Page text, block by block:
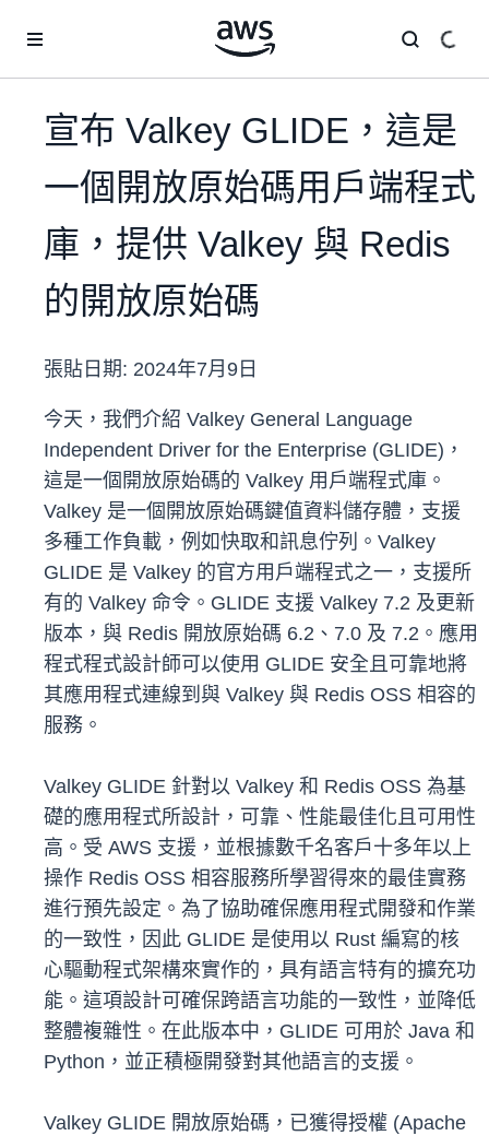
宣布 Valkey GLIDE，這是
一個開放原始碼用戶端程式
庫，提供 Valkey 與 Redis
的開放原始碼
張貼日期: 2024年7月9日
今天，我們介紹 Valkey General Language
Independent Driver for the Enterprise (GLIDE)，
這是一個開放原始碼的 Valkey 用戶端程式庫。
Valkey 是一個開放原始碼鍵值資料儲存體，支援
多種工作負載，例如快取和訊息佇列。Valkey
GLIDE 是 Valkey 的官方用戶端程式之一，支援所
有的 Valkey 命令。GLIDE 支援 Valkey 7.2 及更新
版本，與 Redis 開放原始碼 6.2、7.0 及 7.2。應用
程式程式設計師可以使用 GLIDE 安全且可靠地將
其應用程式連線到與 Valkey 與 Redis OSS 相容的
服務。
Valkey GLIDE 針對以 Valkey 和 Redis OSS 為基
礎的應用程式所設計，可靠、性能最佳化且可用性
高。受 AWS 支援，並根據數千名客戶十多年以上
操作 Redis OSS 相容服務所學習得來的最佳實務
進行預先設定。為了協助確保應用程式開發和作業
的一致性，因此 GLIDE 是使用以 Rust 編寫的核
心驅動程式架構來實作的，具有語言特有的擴充功
能。這項設計可確保跨語言功能的一致性，並降低
整體複雜性。在此版本中，GLIDE 可用於 Java 和
Python，並正積極開發對其他語言的支援。
Valkey GLIDE 開放原始碼，已獲得授權 (Apache